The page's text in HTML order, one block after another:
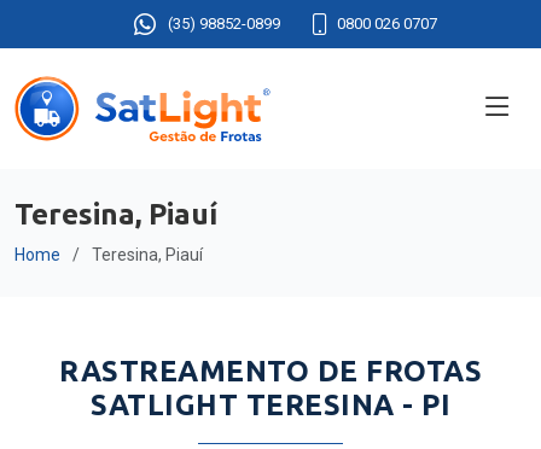
(35) 98852-0899 0800 026 0707
Teresina, Piauí
Home Teresina, Piauí
RASTREAMENTO DE FROTAS
SATLIGHT TERESINA - PI